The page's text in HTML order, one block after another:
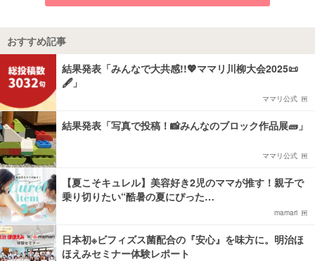
おすすめ記事
結果発表「みんなで大共感!!💖ママリ川柳大会2025📜
🖋️」
ママリ公式
結果発表「写真で投稿！📸みんなのブロック作品展🧱」
ママリ公式
【夏こそキュレル】美容好き2児のママが推す！親子で
乗り切りたい“酷暑の夏にぴった…
mamari
日本初※ビフィズス菌配合の『安心』を味方に。明治ほ
ほえみセミナー体験レポート